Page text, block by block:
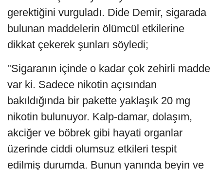
gerektiğini vurguladı. Dide Demir, sigarada
bulunan maddelerin ölümcül etkilerine
dikkat çekerek şunları söyledi;
"Sigaranın içinde o kadar çok zehirli madde
var ki. Sadece nikotin açısından
bakıldığında bir pakette yaklaşık 20 mg
nikotin bulunuyor. Kalp-damar, dolaşım,
akciğer ve böbrek gibi hayati organlar
üzerinde ciddi olumsuz etkileri tespit
edilmiş durumda. Bunun yanında beyin ve